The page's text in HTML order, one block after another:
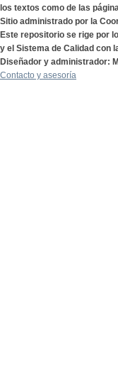
los textos como de las
Sitio administrado por la
Este repositorio se rige por
y el Sistema de Calidad con
Diseñador y administrador:
Contacto y asesoría